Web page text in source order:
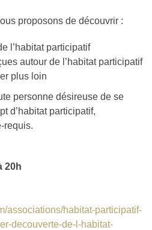
proposons de découvrir :
l’habitat participatif
autour de l’habitat participatif
plus loin
personne désireuse de se
d’habitat participatif,
requis.
20h
associations/habitat-participatif-
decouverte-de-l-habitat-